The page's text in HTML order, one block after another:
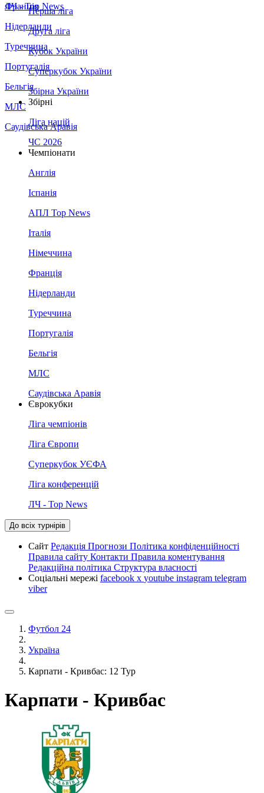
Франція
Нідерланди
Туреччина
Португалія
Бельгія
МЛС
Саудівська Аравія
ЛЧ - Top News
Перша ліга
Друга ліга
Кубок України
Суперкубок України
Збірна України
Збірні
Ліга націй
ЧС 2026
Чемпіонати
Англія
Іспанія
АПЛ Top News
Італія
Німеччина
Франція
Нідерланди
Туреччина
Португалія
Бельгія
МЛС
Саудівська Аравія
Єврокубки
Ліга чемпіонів
Ліга Європи
Суперкубок УЄФА
Ліга конференцій
ЛЧ - Top News
До всіх турнірів
Сайт Редакція Прогнози Політика конфіденційності
Правила сайту Контакти Правила коментування
Редакційна політика Структура власності
Соціальні мережі facebook x youtube instagram telegram
viber
Футбол 24
Україна
Карпати - Кривбас: 12 Тур
Карпати - Кривбас